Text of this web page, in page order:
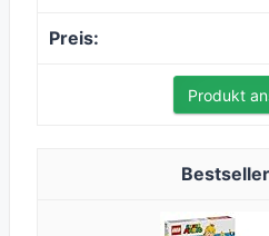
Produkt